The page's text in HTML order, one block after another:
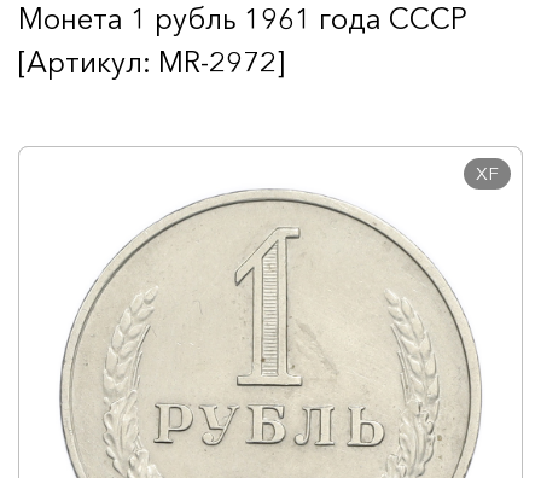
Монета 1 рубль 1961 года СССР
[Артикул: MR-2972]
XF